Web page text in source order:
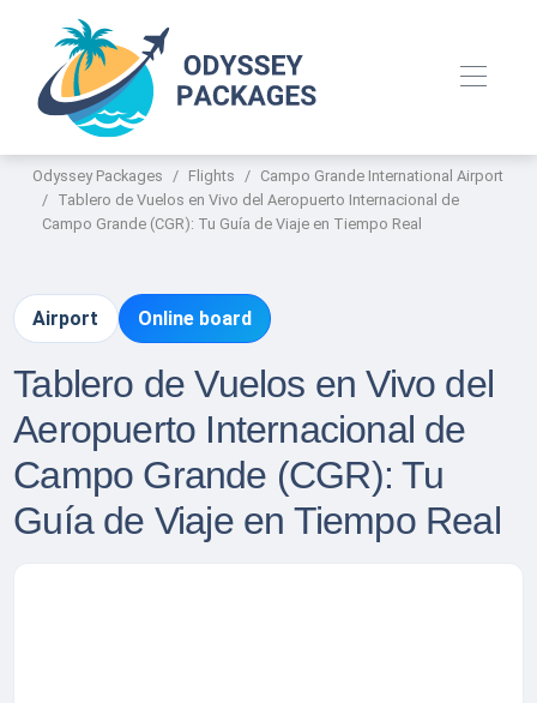
Odyssey Packages Flights
Campo Grande International Airport
Tablero de Vuelos en Vivo del Aeropuerto Internacional de
Campo Grande (CGR): Tu Guía de Viaje en Tiempo Real
Airport Online board
Tablero de Vuelos en Vivo del
Aeropuerto Internacional de
Campo Grande (CGR): Tu
Guía de Viaje en Tiempo Real